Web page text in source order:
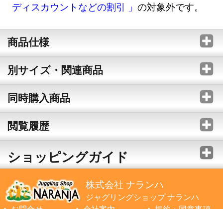
ディスカウントなどの割引 」の対象外です。
商品仕様
別サイズ・関連商品
同時購入商品
閲覧履歴
ショッピングガイド
株式会社 ナランハ
ジャグリングショップ ナランハ